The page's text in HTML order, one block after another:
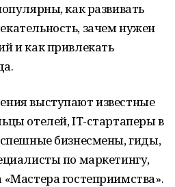
как развивать
зачем нужен
и как привлекать
выступают известные
отелей, IT-стартаперы в
бизнесмены, гиды,
по маркетингу,
гостеприимства».